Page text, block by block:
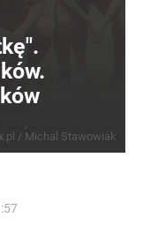
/ Michal Stawowiak